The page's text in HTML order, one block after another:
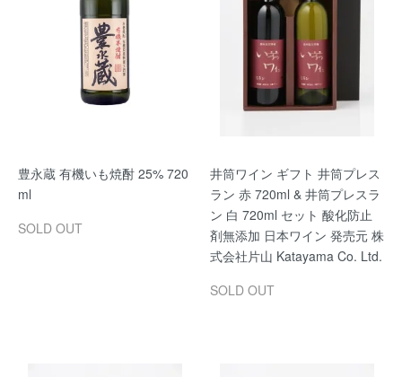
豊永蔵 有機いも焼酎 25% 720
ml
SOLD OUT
井筒ワイン ギフト 井筒プレス
ラン 赤 720ml & 井筒プレスラ
ン 白 720ml セット 酸化防止
剤無添加 日本ワイン 発売元 株
式会社片山 Katayama Co. Ltd.
SOLD OUT